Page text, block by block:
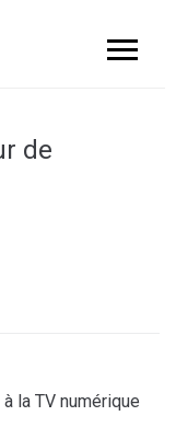
de
la TV numérique